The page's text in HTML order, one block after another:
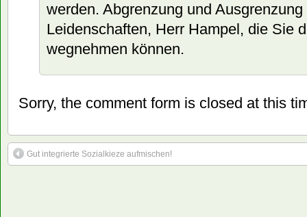
werden. Abgrenzung und
Leidenschaften, Herr Hampel, die Sie
wegnehmen können.
Sorry, the comment form is closed at this
Gut integrierte Sozialkieze aufmischen!